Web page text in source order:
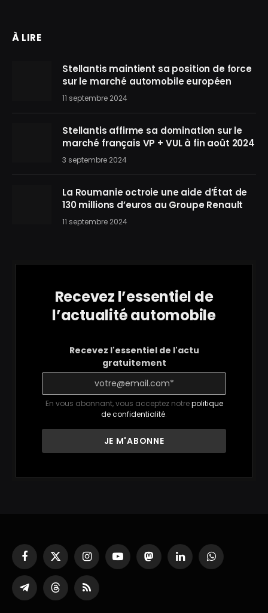
À LIRE
Stellantis maintient sa position de force
sur le marché automobile européen
11 septembre 2024
Stellantis affirme sa domination sur le
marché français VP + VUL à fin août 2024
3 septembre 2024
La Roumanie octroie une aide d’État de
130 millions d’euros au Groupe Renault
11 septembre 2024
Recevez l’essentiel de
l’actualité automobile
Recevez l'essentiel de l'actu
gratuitement
En vous abonnant, vous acceptez notrepolitique
de confidentialité.
Facebook
X
(Twitter)
InstagramYouTubeMastodonLinkedInWhatsApp
Partager
sur
ThreadsRSS